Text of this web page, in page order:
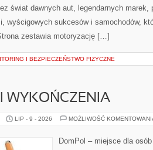
świat dawnych aut, legendarnych marek,
wyścigowych sukcesów i samochodów,
zestawia motoryzację […]
I BEZPIECZEŃSTWO FIZYCZNE
WYKOŃCZENIA
LIP - 9 - 2026 MOŻLIWOŚĆ
DomPol – miejsce dla